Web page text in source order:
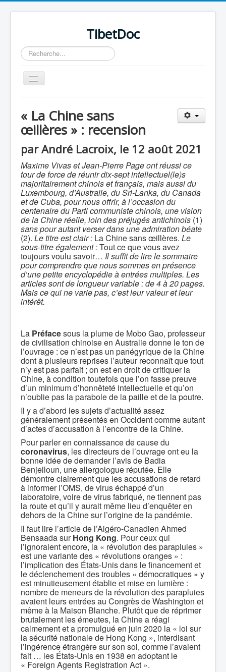
TibetDoc
Rechercher
Basculer
la
≡
« La Chine sans
œillères » : recension
par André Lacroix, le 12 août 2021
Maxime Vivas et Jean-Pierre Page ont réussi ce
tour de force de réunir dix-sept intellectuel(le)s
majoritairement chinois et français, mais aussi du
Luxembourg, d’Australie, du Sri-Lanka, du Canada
et de Cuba, pour nous offrir, à l’occasion du
centenaire du Parti communiste chinois, une vision
de la Chine réelle, loin des préjugés antichinois (1)
sans pour autant verser dans une admiration béate
(2). Le titre est clair : La Chine sans œillères. Le
sous-titre également :Tout ce que vous avez
toujours voulu savoir… Il suffit de lire le sommaire
pour comprendre que nous sommes en présence
d’une petite encyclopédie à entrées multiples. Les
articles sont de longueur variable : de 4 à 20 pages.
Mais ce qui ne varie pas, c’est leur valeur et leur
intérêt.
La Préfacesous la plume de Mobo Gao, professeur
de civilisation chinoise en Australie donne le ton de
l’ouvrage : ce n’est pas un panégyrique de la Chine
dont à plusieurs reprises l’auteur reconnaît que tout
n’y est pas parfait ; on est en droit de critiquer la
Chine, à condition toutefois que l’on fasse preuve
d’un minimum d’honnêteté intellectuelle et qu’on
n’oublie pas la parabole de la paille et de la poutre.
Il y a d’abord les sujets d’actualité assez
généralement présentés en Occident comme autant
d’actes d’accusation à l’encontre de la Chine.
Pour parler en connaissance de cause du
coronavirus, les directeurs de l’ouvrage ont eu la
bonne idée de demander l’avis de Badia
Benjelloun, une allergologue réputée. Elle
démontre clairement que les accusations de retard
à informer l’OMS, de virus échappé d’un
laboratoire, voire de virus fabriqué, ne tiennent pas
la route et qu’il y aurait même lieu d’enquêter en
dehors de la Chine sur l’origine de la pandémie.
Il faut lire l’article de l’Algéro-Canadien Ahmed
Bensaada surHong Kong. Pour ceux qui
l’ignoraient encore, la « révolution des parapluies »
est une variante des « révolutions oranges » :
l’implication des États-Unis dans le financement et
le déclenchement des troubles « démocratiques » y
est minutieusement établie et mise en lumière :
nombre de meneurs de la révolution des parapluies
avaient leurs entrées au Congrès de Washington et
même à la Maison Blanche. Plutôt que de réprimer
brutalement les émeutes, la Chine a réagi
calmement et a promulgué en juin 2020 la « loi sur
la sécurité nationale de Hong Kong », interdisant
l’ingérence étrangère sur son sol, comme l’avaient
fait … les États-Unis en 1938 en adoptant le
« Foreign Agents Registration Act ».